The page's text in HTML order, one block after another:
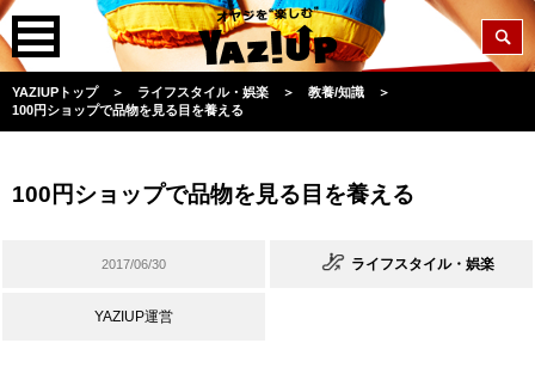
YAZIUPトップ ＞ ライフスタイル・娯楽 ＞ 教養/知識
＞
100円ショップで品物を見る目を養える
100円ショップで品物を見る目を養える
2017/06/30 ライフスタイル・娯楽
YAZIUP運営